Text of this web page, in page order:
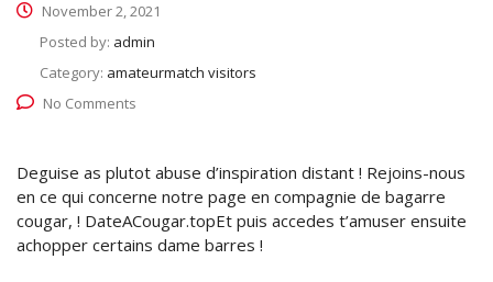
November 2, 2021
Posted by: admin
Category: amateurmatch visitors
No Comments
Deguise as plutot abuse d’inspiration distant ! Rejoins-nous
en ce qui concerne notre page en compagnie de bagarre
cougar, ! DateACougar.topEt puis accedes t’amuser ensuite
achopper certains dame barres !